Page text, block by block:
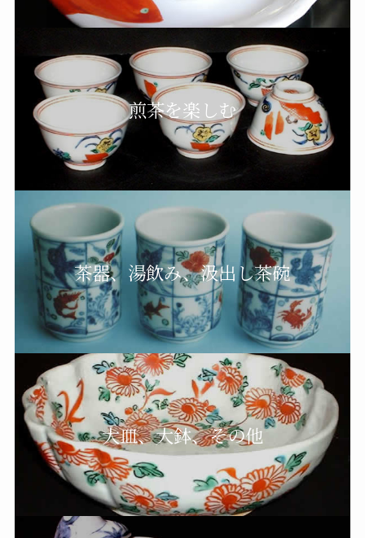
煎茶を楽しむ
茶器、湯飲み、汲出し茶碗
大皿、大鉢、その他